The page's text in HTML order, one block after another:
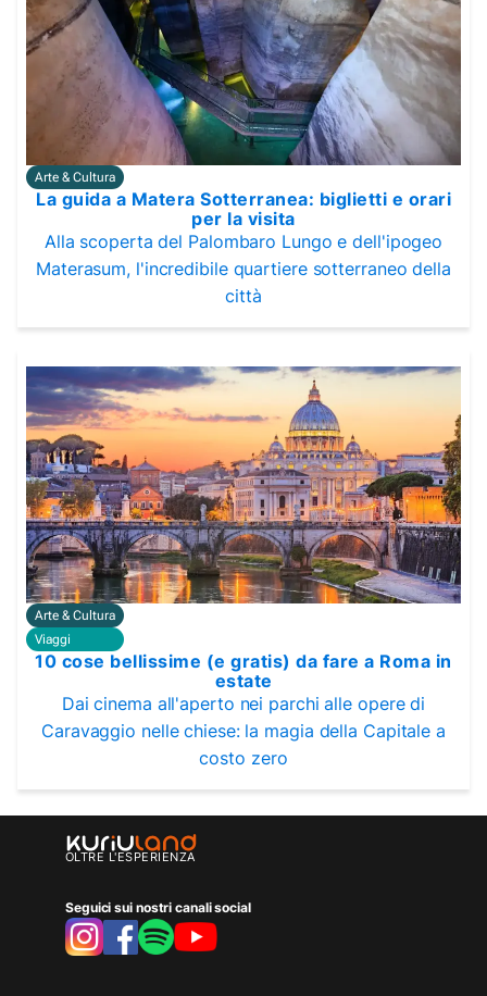
Arte & Cultura
La guida a Matera Sotterranea: biglietti e orari
per la visita
Alla scoperta del Palombaro Lungo e dell'ipogeo
Materasum, l'incredibile quartiere sotterraneo della
città
Arte & Cultura
Viaggi
10 cose bellissime (e gratis) da fare a Roma in
estate
Dai cinema all'aperto nei parchi alle opere di
Caravaggio nelle chiese: la magia della Capitale a
costo zero
OLTRE L'ESPERIENZA
Seguici sui nostri canali social